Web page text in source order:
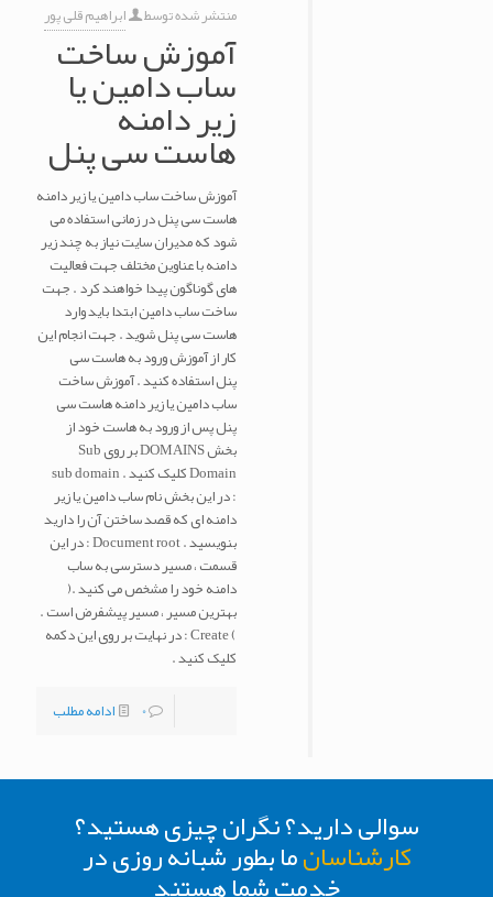
منتشر شده توسط ابراهیم قلی پور
آموزش ساخت
ساب دامین یا
زیر دامنه
هاست سی پنل
آموزش ساخت ساب دامین یا زیر دامنه
هاست سی پنل در زمانی استفاده می
شود که مدیران سایت نیاز به چند زیر
دامنه با عناوین مختلف جهت فعالیت
های گوناگون پیدا خواهند کرد . جهت
ساخت ساب دامین ابتدا باید وارد
هاست سی پنل شوید . جهت انجام این
کار از آموزش ورود به هاست سی
پنل استفاده کنید . آموزش ساخت
ساب دامین یا زیر دامنه هاست سی
پنل پس از ورود به هاست خود از
بخش DOMAINS بر روی Sub
Domain کلیک کنید . sub domain
: در این بخش نام ساب دامین یا زیر
دامنه ای که قصد ساختن آن را دارید
بنویسید . Document root : در این
قسمت ، مسیر دسترسی به ساب
دامنه خود را مشخص می کنید .(
بهترین مسیر ، مسیر پیشفرض است .
) Create : در نهایت بر روی این دکمه
کلیک کنید .
0
ادامه مطلب
سوالی دارید؟ نگران چیزی هستید؟
کارشناسانما بطور شبانه روزی در